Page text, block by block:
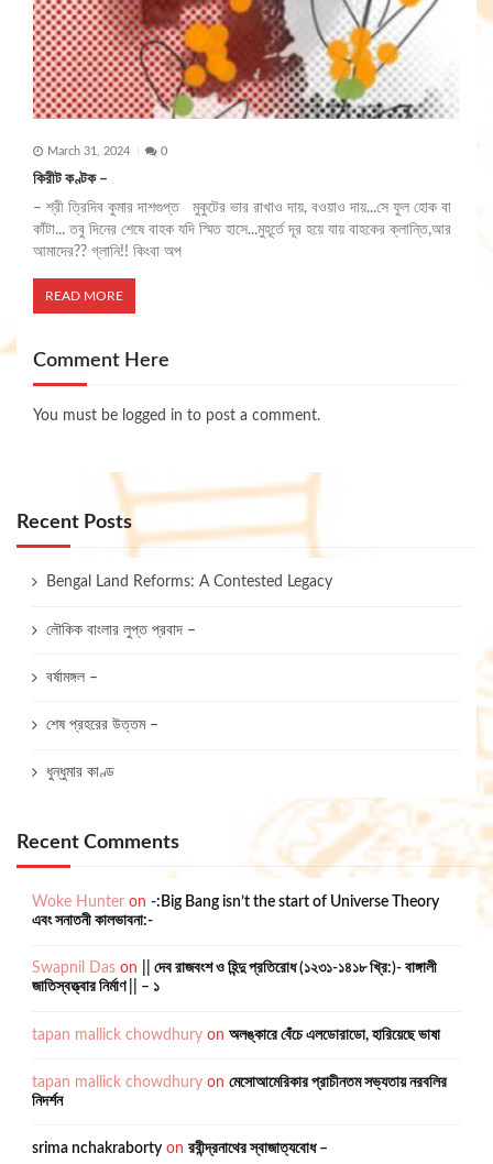
March 31, 2024 0
কিরীট কণ্টক –
– শ্রী ত্রিদিব কুমার দাশগুপ্ত মুকুটের ভার রাখাও দায়, বওয়াও দায়...সে ফুল হোক বা
কাঁটা... তবু দিনের শেষে বাহক যদি স্মিত হাসে...মুহূর্তে দূর হয়ে যায় বাহকের ক্লান্তি,আর
আমাদের?? গ্লানি!! কিংবা অপ
READ MORE
Comment Here
You must be logged in to post a comment.
Recent Posts
Bengal Land Reforms: A Contested Legacy
লৌকিক বাংলার লুপ্ত প্রবাদ –
বর্ষামঙ্গল –
শেষ প্রহরের উত্তম –
ধুন্ধুমার কাণ্ড
Recent Comments
Woke Hunter on -:Big Bang isn’t the start of Universe Theory
এবং সনাতনী কালভাবনা:-
Swapnil Das on
|| দেব রাজবংশ ও হিন্দু প্রতিরোধ (১২৩১-১৪১৮ খ্রি:)- বাঙ্গালী
জাতিস্বত্ত্বার নির্মাণ || – ১
tapan mallick chowdhury on অলঙ্কারে বেঁচে এলডোরাডো, হারিয়েছে ভাষা
tapan mallick chowdhury on মেসোআমেরিকার প্রাচীনতম সভ্যতায় নরবলির
নিদর্শন
srima nchakraborty on রবীন্দ্রনাথের স্বাজাত্যবোধ –